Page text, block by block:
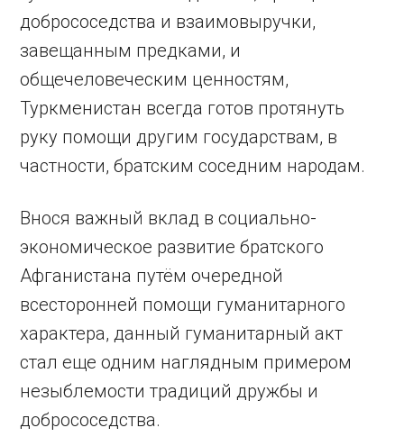
добрососедства и взаимовыручки,
завещанным предками, и
общечеловеческим ценностям,
Туркменистан всегда готов протянуть
руку помощи другим государствам, в
частности, братским соседним народам.
Внося важный вклад в социально-
экономическое развитие братского
Афганистана путём очередной
всесторонней помощи гуманитарного
характера, данный гуманитарный акт
стал еще одним наглядным примером
незыблемости традиций дружбы и
добрососедства.